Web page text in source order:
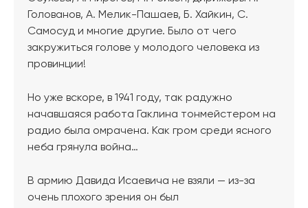
Голованов, А. Мелик-Пашаев, Б. Хайкин, С.
Самосуд и многие другие. Было от чего
закружиться голове у молодого человека из
провинции!
Но уже вскоре, в 1941 году, так радужно
начавшаяся работа Гаклина тонмейстером на
радио была омрачена. Как гром среди ясного
неба грянула война…
В армию Давида Исаевича не взяли — из-за
очень плохого зрения он был